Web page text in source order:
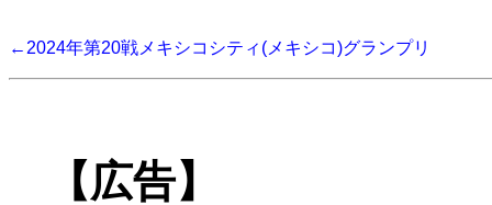
←2024年第20戦メキシコシティ(メキシコ)グランプリ
【広告】